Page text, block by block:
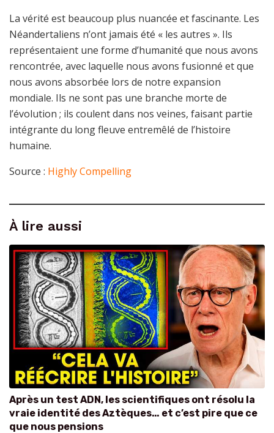
La vérité est beaucoup plus nuancée et fascinante. Les
Néandertaliens n’ont jamais été « les autres ». Ils
représentaient une forme d’humanité que nous avons
rencontrée, avec laquelle nous avons fusionné et que
nous avons absorbée lors de notre expansion
mondiale. Ils ne sont pas une branche morte de
l’évolution ; ils coulent dans nos veines, faisant partie
intégrante du long fleuve entremêlé de l’histoire
humaine.
Source : Highly Compelling
À lire aussi
Après un test ADN, les scientifiques ont résolu la
vraie identité des Aztèques… et c’est pire que ce
que nous pensions